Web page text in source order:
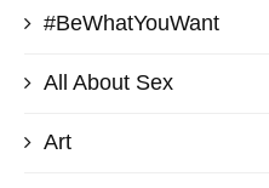
#BeWhatYouWant
All About Sex
Art